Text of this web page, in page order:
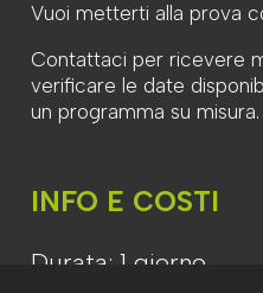
Vuoi metterti alla prova
Contattaci per ricevere
verificare le date
un programma su misura.
INFO E COSTI
Durata: 1 giorno